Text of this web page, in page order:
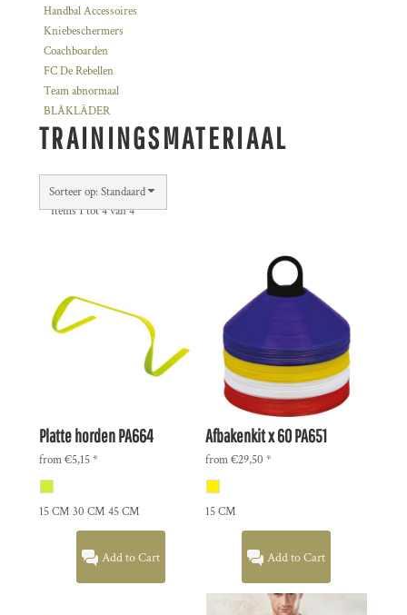
Handbal Accessoires
Kniebeschermers
Coachboarden
FC De Rebellen
Team abnormaal
BLÅKLÄDER
TRAININGSMATERIAAL
Sorteer op: Standaard
Items 1 tot 4 van 4
Platte hordenPA664
from€5,15*
15 CM 30 CM 45 CM
Add to Cart
Afbakenkit x 60PA651
from€29,50 *
15 CM
Add to Cart